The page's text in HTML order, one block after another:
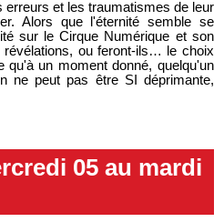
erreurs et les traumatismes de leur
Alors que l'éternité semble se
sur le Cirque Numérique et son
révélations, ou feront-ils… le choix
qu'à un moment donné, quelqu'un
ne peut pas être SI déprimante,
05 au mardi